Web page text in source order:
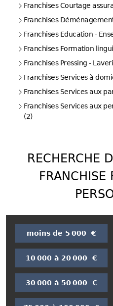
Franchises Courtage
Franchises
Franchises Education -
Franchises Formation
Franchises Pressing -
Franchises Services à
Franchises Services aux
Franchises Services aux
(2)
RECHERCHE
FRANCHISE
moins de 5 000 €
10 000 à 20 000 €
30 000 à 50 000 €